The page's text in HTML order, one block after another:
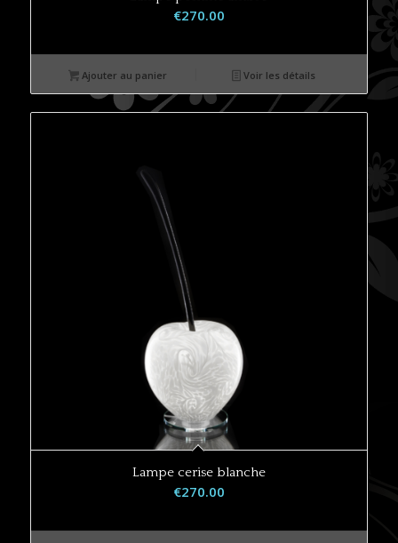
€270.00
Ajouter au panier Voir les détails
Lampe cerise blanche
€270.00